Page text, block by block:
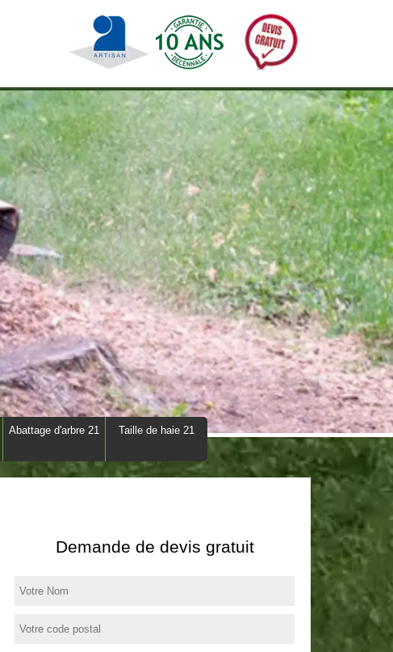
Abattage d'arbre 21 Taille de haie 21
Demande de devis gratuit